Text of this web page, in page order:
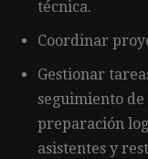
técnica.
Coordinar
Gestionar
seguimiento
preparación
asistentes y